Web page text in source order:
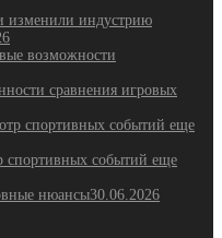
изменили индустрию
возможности
сравнения игровых
спортивных событий еще
нюансы30.06.2026